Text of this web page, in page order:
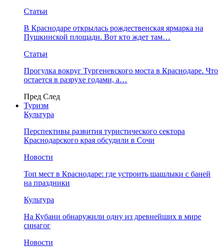
Статьи
В Краснодаре открылась рождественская ярмарка на
Пушкинской площади. Вот кто ждет там…
Статьи
Прогулка вокруг Тургеневского моста в Краснодаре. Что
остается в разрухе годами, а…
Пред След
Туризм
Культура
Перспективы развития туристического сектора
Краснодарского края обсудили в Сочи
Новости
Топ мест в Краснодаре: где устроить шашлыки с баней
на праздники
Культура
На Кубани обнаружили одну из древнейших в мире
синагог
Новости